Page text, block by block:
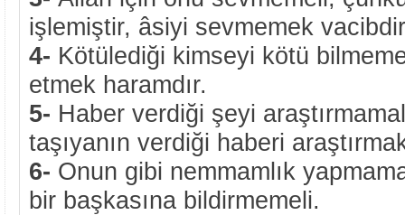
işlemiştir, âsiyi sevmemek
4- Kötülediği kimseyi kötü
etmek haramdır.
5- Haber verdiği şeyi
taşıyanın verdiği haberi
6- Onun gibi nemmamlık
bir başkasına bildirmemeli.